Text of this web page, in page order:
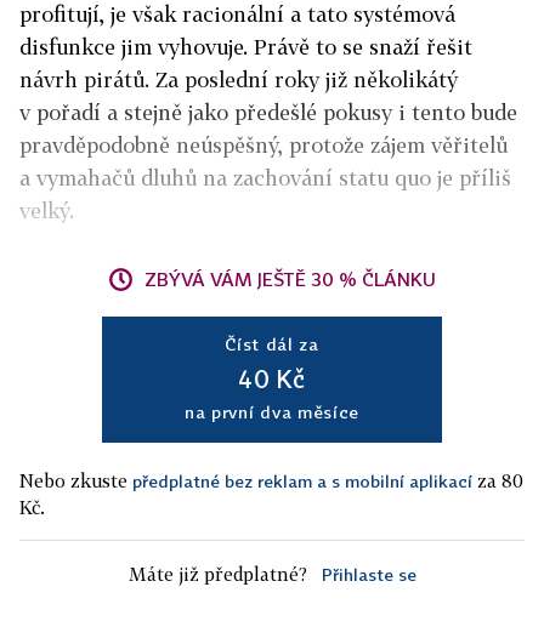
profitují, je však racionální a tato systémová
disfunkce jim vyhovuje. Právě to se snaží řešit
návrh pirátů. Za poslední roky již několikátý
v pořadí a stejně jako předešlé pokusy i tento bude
pravděpodobně neúspěšný, protože zájem věřitelů
a vymahačů dluhů na zachování statu quo je příliš
velký.
ZBÝVÁ VÁM JEŠTĚ 30 % ČLÁNKU
Číst dál za
40 Kč
na první dva měsíce
Nebo zkuste předplatné bez reklam a s mobilní aplikací za 80
Kč.
Máte již předplatné? Přihlaste se